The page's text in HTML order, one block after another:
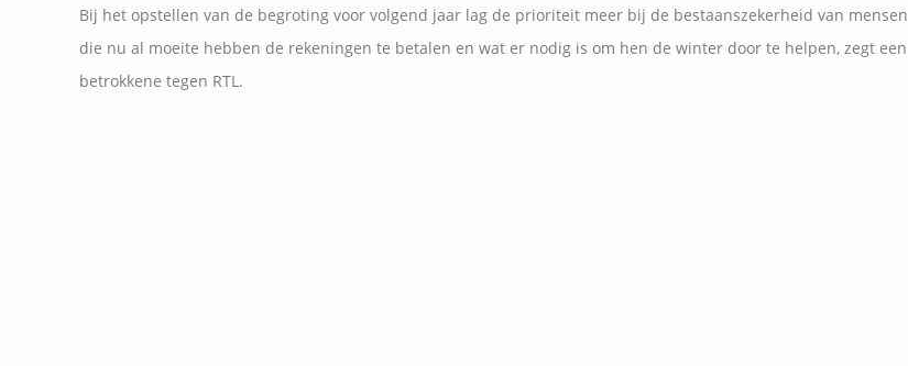
Bij het opstellen van de begroting voor volgend jaar lag de prioriteit meer bij de bestaanszekerheid van mensen
die nu al moeite hebben de rekeningen te betalen en wat er nodig is om hen de winter door te helpen, zegt een
betrokkene tegen RTL.